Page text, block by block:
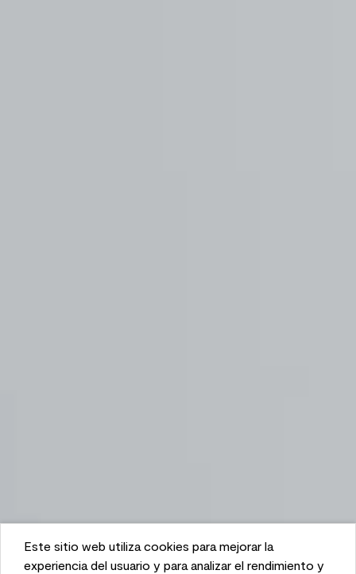
This website uses cookies to enhance user experience
Este sitio web utiliza cookies para mejorar la
experiencia del usuario y para analizar el rendimiento y